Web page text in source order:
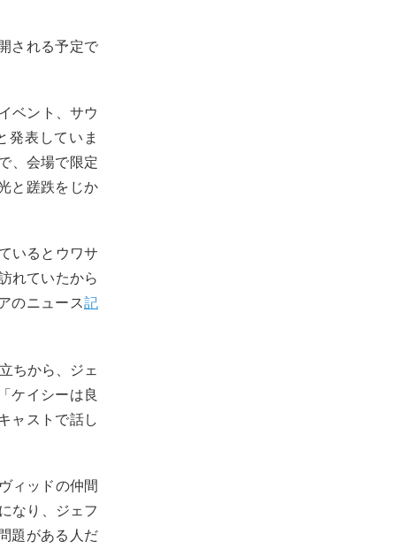
される予定で
ベント、サウ
発表していま
、会場で限定
と蹉跌をじか
いるとウワサ
れていたから
のニュース記
ちから、ジェ
ケイシーは良
ャストで話し
ィッドの仲間
なり、ジェフ
題がある人だ